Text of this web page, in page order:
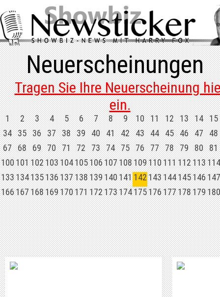
Neuerscheinungen
Tragen Sie Ihre Neuerscheinung
ein.
1 2 3 4 5 6 7 8 9 10 11 12 13 14 15
34 35 36 37 38 39 40 41 42 43 44 45 46 47 48
67 68 69 70 71 72 73 74 75 76 77 78 79 80 81
100101102103104105106107108109110111112113114
133134135136137138139140141 142143144145146147
166167168169170171172173174175176177178179180
ANDY SCHÄFER - EIN NEUER STERN AM